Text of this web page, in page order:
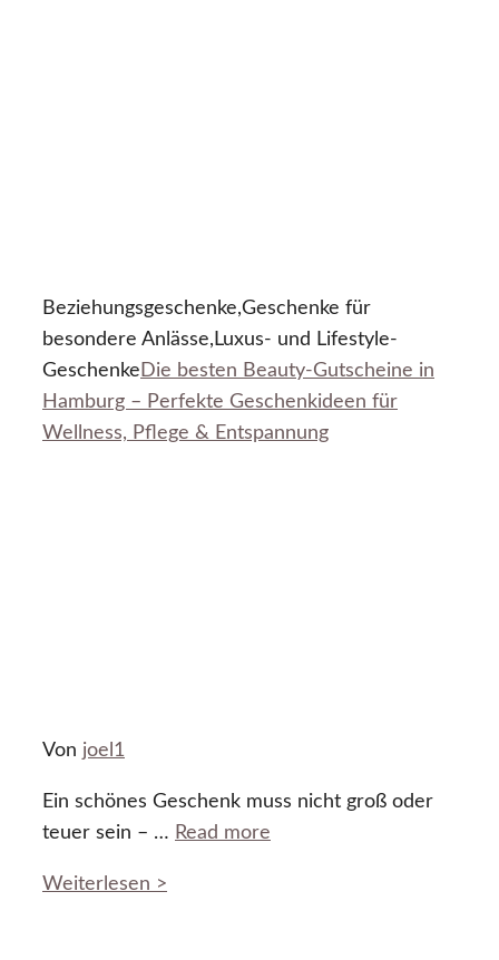
Beziehungsgeschenke,Geschenke für
besondere Anlässe,Luxus- und Lifestyle-
Geschenke Die besten Beauty-Gutscheine in
Hamburg – Perfekte Geschenkideen für
Wellness, Pflege & Entspannung
Von joel1
Ein schönes Geschenk muss nicht groß oder
teuer sein – … Read more
Weiterlesen >